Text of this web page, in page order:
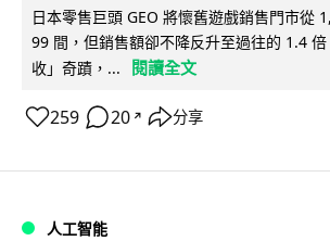
日本零售巨頭 GEO 將懷舊遊戲銷售門市從
99 間，但銷售額卻不降反升至過往的 1.4
收」奇蹟，...
閱讀全文
259 20 ↗ 分享
人工智能